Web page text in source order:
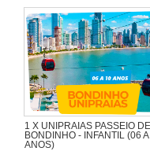
1 X UNIPRAIAS PASSEIO DE
BONDINHO - INFANTIL (06
ANOS)